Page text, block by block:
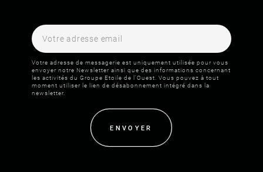
Votre adresse de messagerie est uniquement utilisée pour vous
envoyer notre Newsletter ainsi que des informations concernant
les activités du Groupe Etoile de l'Ouest. Vous pouvez à tout
moment utiliser le lien de désabonnement intégré dans la
newsletter.
ENVOYER